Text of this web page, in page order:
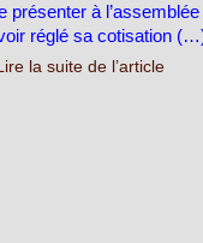
présenter à
réglé sa cotisation
la suite de l’article